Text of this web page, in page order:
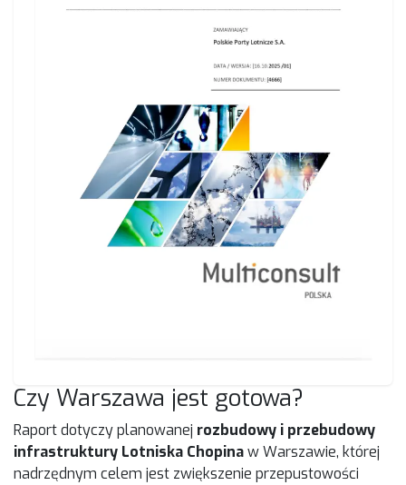
Czy Warszawa jest gotowa?
Raport dotyczy planowanej rozbudowy i przebudowy
infrastruktury Lotniska Chopinaw Warszawie, której
nadrzędnym celem jest zwiększenie przepustowości